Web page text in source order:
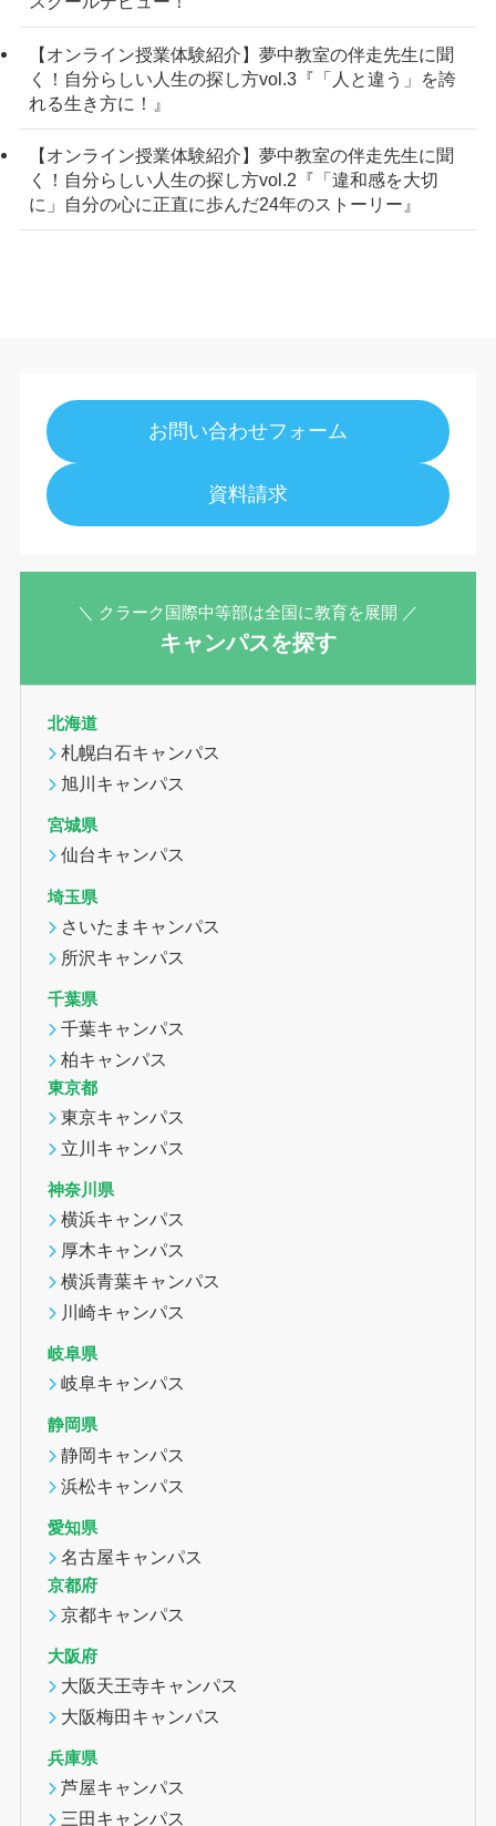
【オンライン授業体験紹介】夢中教室の伴走先生に聞
く！自分らしい人生の探し方vol.3『「人と違う」を誇
れる生き方に！』
【オンライン授業体験紹介】夢中教室の伴走先生に聞
く！自分らしい人生の探し方vol.2『「違和感を大切
に」自分の心に正直に歩んだ24年のストーリー』
お問い合わせフォーム
資料請求
＼ クラーク国際中等部は全国に教育を展開 ／
キャンパスを探す
北海道
札幌白石キャンパス
旭川キャンパス
宮城県
仙台キャンパス
埼玉県
さいたまキャンパス
所沢キャンパス
千葉県
千葉キャンパス
柏キャンパス
東京都
東京キャンパス
立川キャンパス
神奈川県
横浜キャンパス
厚木キャンパス
横浜青葉キャンパス
川崎キャンパス
岐阜県
岐阜キャンパス
静岡県
静岡キャンパス
浜松キャンパス
愛知県
名古屋キャンパス
京都府
京都キャンパス
大阪府
大阪天王寺キャンパス
大阪梅田キャンパス
兵庫県
芦屋キャンパス
三田キャンパス